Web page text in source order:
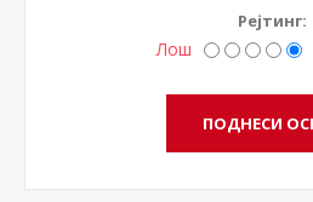
Рејтинг:
Лош